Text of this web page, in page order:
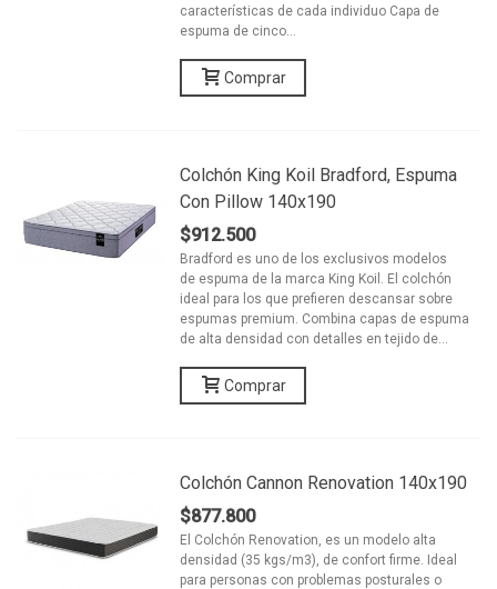
características de cada individuo Capa de
espuma de cinco...
Comprar
Colchón King Koil Bradford, Espuma
Con Pillow 140x190
$912.500
Bradford es uno de los exclusivos modelos
de espuma de la marca King Koil. El colchón
ideal para los que prefieren descansar sobre
espumas premium. Combina capas de espuma
de alta densidad con detalles en tejido de...
Comprar
Colchón Cannon Renovation 140x190
$877.800
El Colchón Renovation, es un modelo alta
densidad (35 kgs/m3), de confort firme. Ideal
para personas con problemas posturales o